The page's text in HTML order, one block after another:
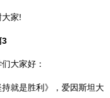
家!
3
大家好：
就是胜利》，爱因斯坦大